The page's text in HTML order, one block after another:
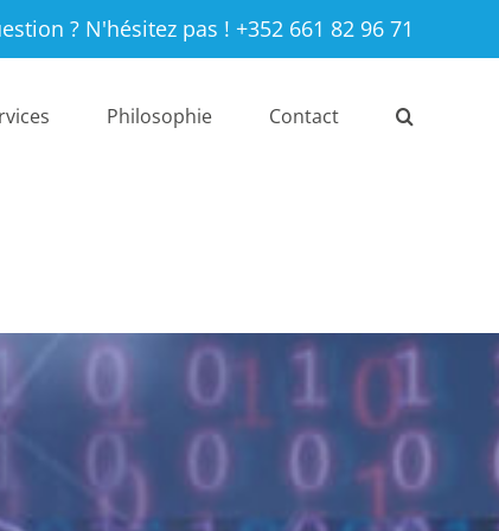
? N'hésitez pas ! +352 661 82 96 71
Philosophie Contact